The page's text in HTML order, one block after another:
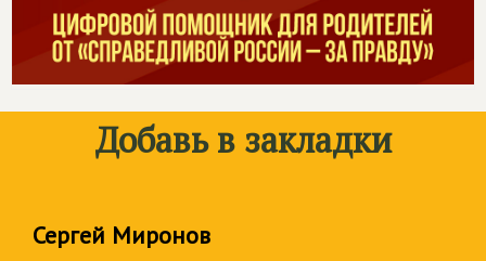
Добавь в закладки
Сергей Миронов